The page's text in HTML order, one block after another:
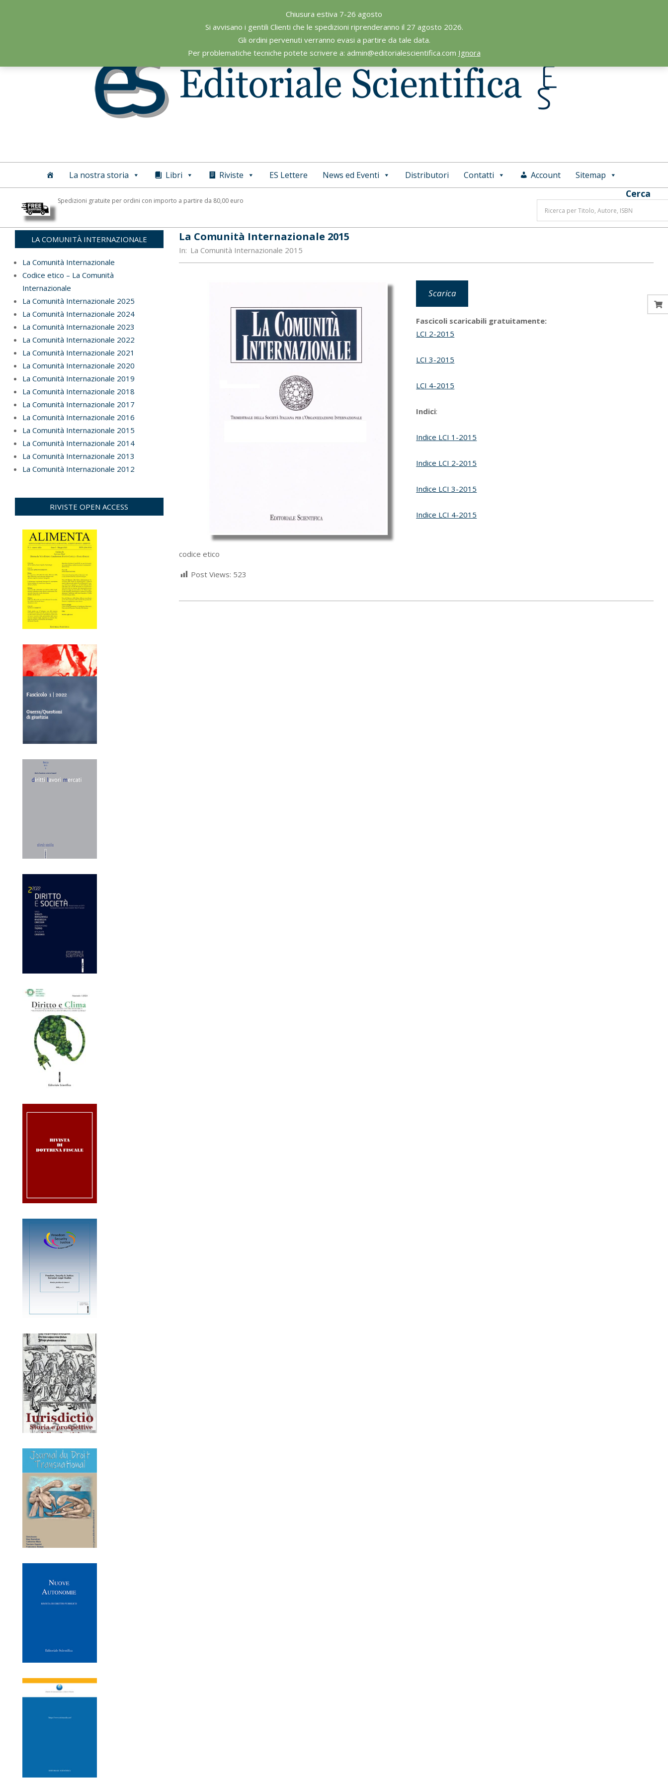
Chiusura estiva 7-26 agosto
Si avvisano i gentili Clienti che le spedizioni riprenderanno il 27 agosto 2026.
Gli ordini pervenuti verranno evasi a partire da tale data.
Per problematiche tecniche potete scrivere a: admin@editorialescientifica.com Ignora
Editoriale
Scientifica
Primary
La nostra storia Libri Riviste ES Lettere News ed Eventi Distributori Contatti Account Sitemap
Spedizioni gratuite per ordini con importo a partire da 80,00 euro
Cerca
La Comunità Internazionale 2015
In: La Comunità Internazionale 2015
Scarica
Fascicoli scaricabili gratuitamente:
LCI 2-2015
LCI 3-2015
LCI 4-2015
Indici:
Indice LCI 1-2015
Indice LCI 2-2015
Indice LCI 3-2015
Indice LCI 4-2015
codice etico
Post Views: 523
LA COMUNITÀ INTERNAZIONALE
La Comunità Internazionale
Codice etico – La Comunità
Internazionale
La Comunità Internazionale 2025
La Comunità Internazionale 2024
La Comunità Internazionale 2023
La Comunità Internazionale 2022
La Comunità Internazionale 2021
La Comunità Internazionale 2020
La Comunità Internazionale 2019
La Comunità Internazionale 2018
La Comunità Internazionale 2017
La Comunità Internazionale 2016
La Comunità Internazionale 2015
La Comunità Internazionale 2014
La Comunità Internazionale 2013
La Comunità Internazionale 2012
RIVISTE OPEN ACCESS